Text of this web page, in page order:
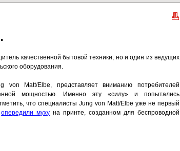
качественной бытовой техники, но и один из ведущих
оборудования.
von Matt/Elbe, представляет вниманию потребителей
мощностью. Именно эту «силу» и попытались
что специалисты Jung von Matt/Elbe уже не первый
опередили муху на принте, созданном для беспроводной